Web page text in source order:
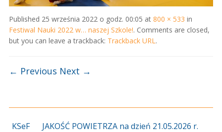
Published 25 września 2022 o godz. 00:05 at 800 × 533 in
Festiwal Nauki 2022 w… naszej Szkole!. Comments are closed,
but you can leave a trackback: Trackback URL .
← Previous Next →
KSeF
JAKOŚĆ POWIETRZA na dzień 21.05.2026 r.